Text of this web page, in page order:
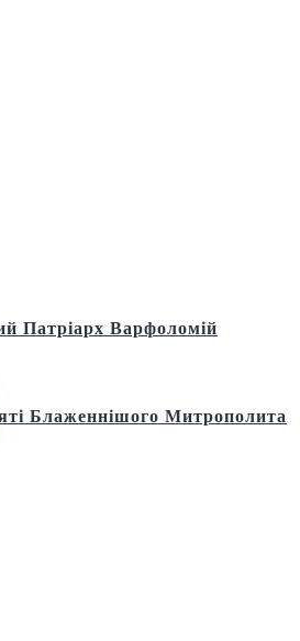
Патріарх Варфоломій
Блаженнішого Митрополита